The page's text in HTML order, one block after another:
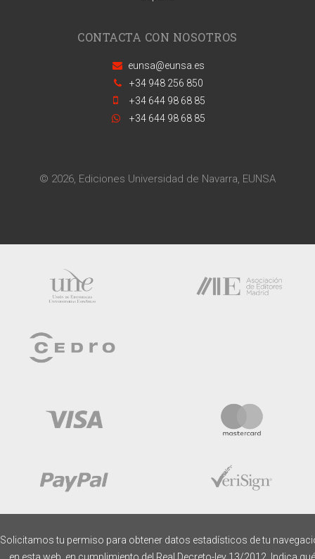
CONTACTA CON NOSOTROS
eunsa@eunsa.es
+34 948 256 850
+34 644 98 68 85
+34 644 98 68 85
© 2026, Ediciones Universidad de Navarra, EUNSA
Solicitamos tu permiso para obtener datos estadísticos de tu